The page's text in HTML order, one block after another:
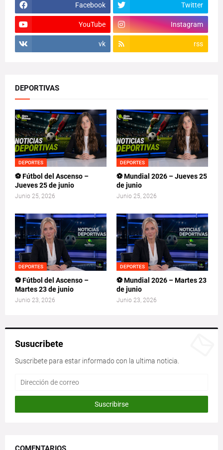
Facebook Twitter
YouTube Instagram
vk rss
DEPORTIVAS
DEPORTES
⚽ Fútbol del Ascenso –
Jueves 25 de junio
Junio 25, 2026
DEPORTES
⚽ Mundial 2026 – Jueves 25
de junio
Junio 25, 2026
DEPORTES
⚽ Fútbol del Ascenso –
Martes 23 de junio
Junio 23, 2026
DEPORTES
⚽ Mundial 2026 – Martes 23
de junio
Junio 23, 2026
Susucribete
Suscribete para estar informado con la ultima noticia.